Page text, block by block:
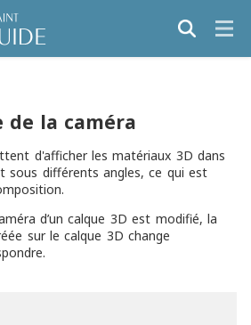
de la caméra
d'afficher les matériaux 3D dans
sous différents angles, ce qui est
d’un calque 3D est modifié, la
sur le calque 3D change